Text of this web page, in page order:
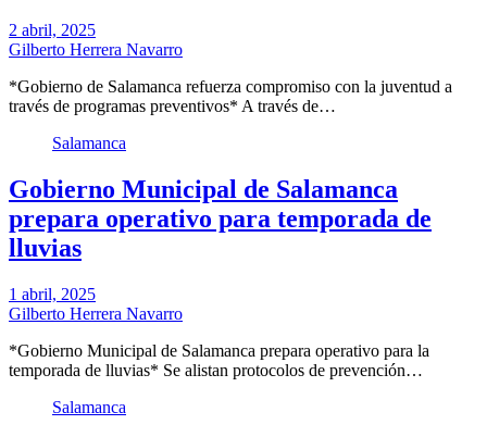
2 abril, 2025
Gilberto Herrera Navarro
*Gobierno de Salamanca refuerza compromiso con la juventud a
través de programas preventivos* A través de…
Salamanca
Gobierno Municipal de Salamanca
prepara operativo para temporada de
lluvias
1 abril, 2025
Gilberto Herrera Navarro
*Gobierno Municipal de Salamanca prepara operativo para la
temporada de lluvias* Se alistan protocolos de prevención…
Salamanca